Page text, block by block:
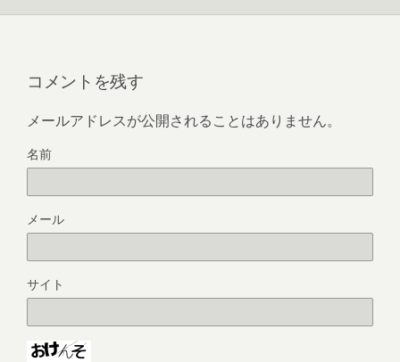
コメントを残す
メールアドレスが公開されることはありません。
名前
メール
サイト